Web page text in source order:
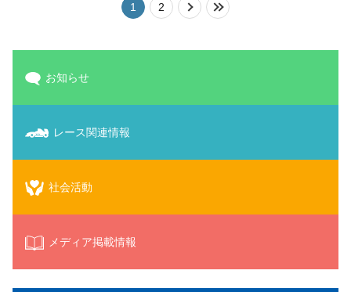
1 2 次の10件
>>
お知らせ
レース関連情報
社会活動
メディア掲載情報